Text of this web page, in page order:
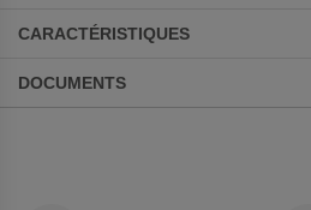
CARACTÉRISTIQUES
DOCUMENTS